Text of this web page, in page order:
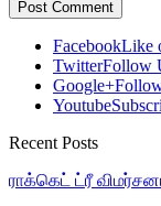
FacebookLike
TwitterFollow
Google+
Youtube
Recent Posts
ராக்கெட் ட்ரீ